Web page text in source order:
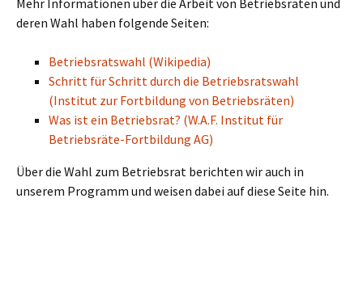
deren Wahl haben folgende Seiten:
Betriebsratswahl (Wikipedia)
Schritt für Schritt durch die Betriebsratswahl
(Institut zur Fortbildung von Betriebsräten)
Was ist ein Betriebsrat? (W.A.F. Institut für
Betriebsräte-Fortbildung AG)
Über die Wahl zum Betriebsrat berichten wir auch in
unserem Programm und weisen dabei auf diese Seite hin.